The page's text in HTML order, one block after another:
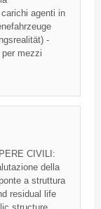
agenti in
-
mezzi
CIVILI:
della
a struttura
residual life